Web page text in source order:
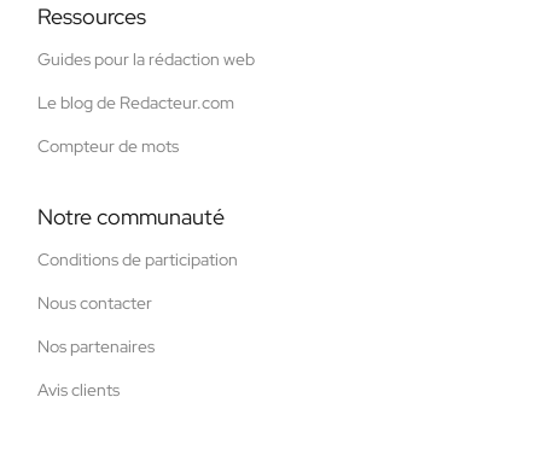
Ressources
Guides pour la rédaction web
Le blog de Redacteur.com
Compteur de mots
Notre communauté
Conditions de participation
Nous contacter
Nos partenaires
Avis clients